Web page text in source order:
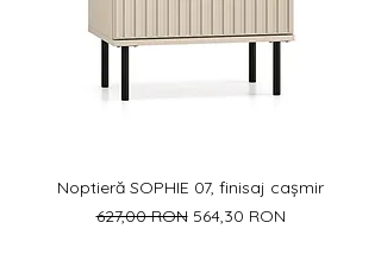
Noptieră SOPHIE 07, finisaj cașmir
Preț normal
627,00 RON Preț redus
564,30 RON